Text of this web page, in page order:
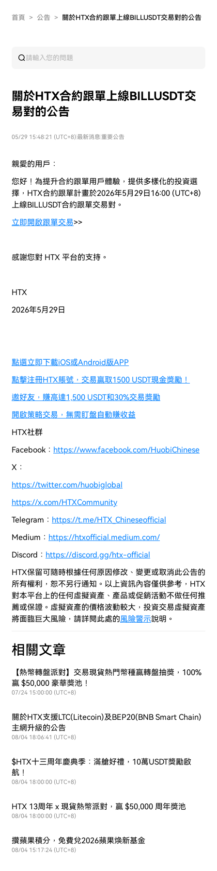
首頁 > 公告 > 關於HTX合約跟單上線BILLUSDT交易對的公告
關於HTX合約跟單上線BILLUSDT交
易對的公告
05/29 15:48:21 (UTC+8)最新消息重要公告
親愛的用戶：
您好！為提升合約跟單用戶體驗，提供多樣化的投資選
擇，HTX合約跟單計畫於2026年5月29日16:00 (UTC+8)
上線BILLUSDT合約跟單交易對。
立即開啟跟單交易>>
感謝您對 HTX 平台的支持。
HTX
2026年5月29日
點選立即下載iOS或Android版APP
點擊注冊HTX賬號，交易贏取1500 USDT現金獎勵！
邀好友，賺高達1,500 USDT和30%交易獎勵
開啟策略交易，無需盯盤自動賺收益
HTX社群
Facebook： https://www.facebook.com/HuobiChinese
X：
https://twitter.com/huobiglobal
https://x.com/HTXCommunity
Telegram： https://t.me/HTX_Chineseofficial
Medium： https://htxofficial.medium.com/
Discord： https://discord.gg/htx-official
HTX保留可隨時根據任何原因修改、變更或取消此公告的
所有權利，恕不另行通知。以上資訊內容僅供參考，HTX
對本平台上的任何虛擬資產、產品或促銷活動不做任何推
薦或保證。虛擬資產的價格波動較大，投資交易虛擬資產
將面臨巨大風險， 請詳閱此處的風險警示說明。
相關文章
【熱幣轉盤派對】交易現貨熱門幣種贏轉盤抽獎，100%
贏 $50,000 豪華獎池！
07/24 15:00:00 (UTC+8)
關於HTX支援LTC(Litecoin)及BEP20(BNB Smart Chain)
主網升級的公告
08/04 18:06:41 (UTC+8)
$HTX十三周年慶典季：滿艙好禮，10萬USDT獎勵啟
航！
08/04 18:00:00 (UTC+8)
HTX 13周年 x 現貨熱幣派對，贏 $50,000 周年獎池
08/04 18:00:00 (UTC+8)
攢蘋果積分，免費兌2026蘋果煥新基金
08/04 15:17:24 (UTC+8)